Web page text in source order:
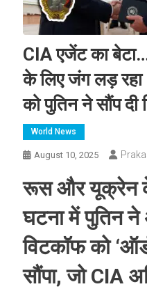
CIA एजेंट का
के लिए जंग लड़ रहा
को पुतिन ने सौंप दी
World News
August 10, 2025
रूस और यूक्रेन
घटना में पुतिन ने
विटकॉफ को
सौंपा, जो CIA